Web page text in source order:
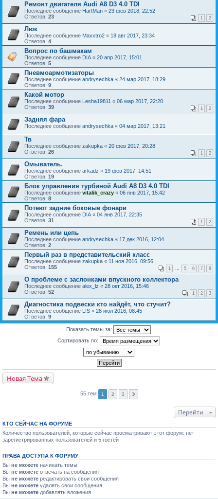
Ремонт двигателя Audi A8 D3 4.0 TDI
Последнее сообщение HartMan « 23 фев 2018, 22:52
Ответов: 23 1 2
Люк
Последнее сообщение Maxxtro2 « 18 авг 2017, 23:34
Ответов: 4
Вопрос по башмакам
Последнее сообщение DIA « 20 апр 2017, 15:01
Ответов: 5
Пневмоармотизаторы
Последнее сообщение andrysechka « 24 мар 2017, 18:29
Ответов: 9
Какой мотор
Последнее сообщение Lesha19811 « 06 мар 2017, 22:20
Ответов: 39 1 2
Задняя фара
Последнее сообщение andrysechka « 04 мар 2017, 13:21
Тв
Последнее сообщение zakupka « 20 фев 2017, 20:28
Ответов: 26 1 2
Омыватель.
Последнее сообщение arkadz « 19 фев 2017, 14:51
Ответов: 19
Блок управления турбиной Audi A8 D3 4.0 TDI
Последнее сообщение vitalik_crazy « 06 янв 2017, 15:42
Ответов: 8
Потеют задние боковые фонари
Последнее сообщение DIA « 04 янв 2017, 22:35
Ответов: 31 1 2
Ремень или цепь
Последнее сообщение andrysechka « 17 дек 2016, 12:04
Ответов: 2
Первый раз в представительский класс
Последнее сообщение zakupka « 11 ноя 2016, 09:56
Ответов: 155 1 ... 5 6 7 8
О проблеме с заслонками впускного коллектора
Последнее сообщение alex_lz « 28 окт 2016, 15:46
Ответов: 52 1 2 3
Диагностика подвески кто найдёт, что стучит?
Последнее сообщение LIS « 28 июл 2016, 08:45
Ответов: 9
Показать темы за:
Сортировать по:
Новая Тема
55 тем 1 2 3
Перейти
КТО СЕЙЧАС НА ФОРУМЕ
Количество пользователей, которые сейчас просматривают этот форум: нет
зарегистрированных пользователей и 5 гостей
ПРАВА ДОСТУПА К ФОРУМУ
Вы не можете начинать темы
Вы не можете отвечать на сообщения
Вы не можете редактировать свои сообщения
Вы не можете удалять свои сообщения
Вы не можете добавлять вложения